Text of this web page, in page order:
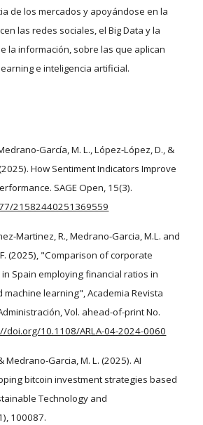
de los mercados y apoyándose en la
las redes sociales, el Big Data y la
la información, sobre las que aplican
e inteligencia artificial.
García, M. L., López-López, D., &
How Sentiment Indicators Improve
SAGE Open, 15(3).
21582440251369559
Martinez, R., Medrano-Garcia, M.L. and
(2025), "Comparison of corporate
Spain employing financial ratios in
machine learning", Academia Revista
Vol. ahead-of-print No.
doi.org/10.1108/ARLA-04-2024-0060
Medrano-Garcia, M. L. (2025). AI
bitcoin investment strategies based
Technology and
100087.